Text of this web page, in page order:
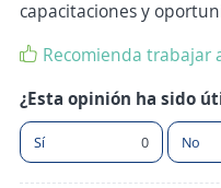
capacitaciones y
Recomienda trabajar
¿Esta opinión ha sido
Sí 0 No